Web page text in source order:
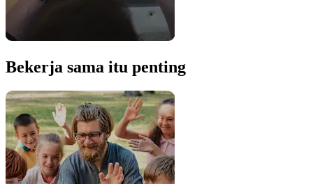
Bekerja sama itu penting